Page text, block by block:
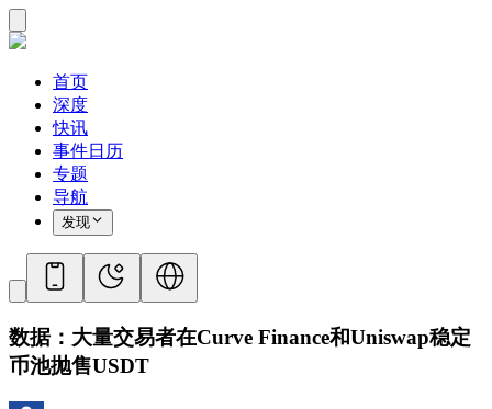
首页
深度
快讯
事件日历
专题
导航
发现
数据：大量交易者在Curve Finance和Uniswap稳定
币池抛售USDT